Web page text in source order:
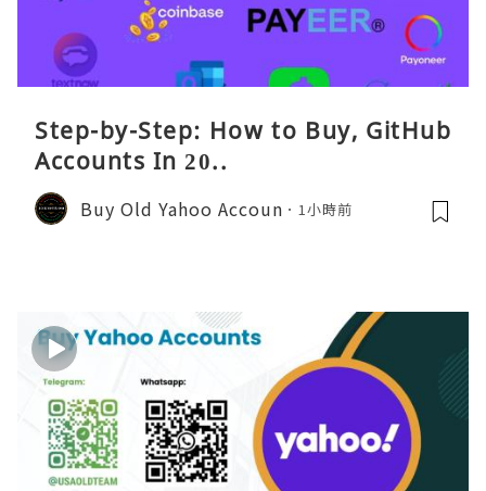
Step-by-Step: How to Buy, GitHub
Accounts In 20..
Buy Old Yahoo Accoun 1小時前